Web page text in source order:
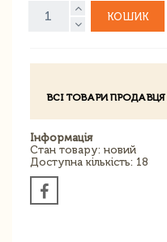
КОШИК
ВСІ ТОВАРИ ПРОДАВЦЯ
Інформація
Стан товару: новий
Доступна кількість: 18